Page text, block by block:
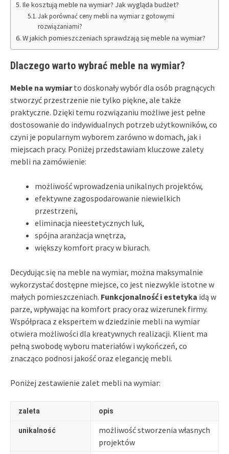
Ile kosztują meble na wymiar? Jak wygląda budżet?
Jak porównać ceny mebli na wymiar z gotowymi
rozwiązaniami?
W jakich pomieszczeniach sprawdzają się meble na wymiar?
Dlaczego warto wybrać meble na wymiar?
Meble na wymiarto doskonały wybór dla osób pragnących
stworzyć przestrzenie nie tylko piękne, ale także
praktyczne. Dzięki temu rozwiązaniu możliwe jest pełne
dostosowanie do indywidualnych potrzeb użytkowników, co
czyni je popularnym wyborem zarówno w domach, jak i
miejscach pracy. Poniżej przedstawiam kluczowe zalety
mebli na zamówienie:
możliwość wprowadzenia unikalnych projektów,
efektywne zagospodarowanie niewielkich
przestrzeni,
eliminacja nieestetycznych luk,
spójna aranżacja wnętrza,
większy komfort pracy w biurach.
Decydując się na meble na wymiar, można maksymalnie
wykorzystać dostępne miejsce, co jest niezwykle istotne w
małych pomieszczeniach. Funkcjonalność i estetyka idą w
parze, wpływając na komfort pracy oraz wizerunek firmy.
Współpraca z ekspertem w dziedzinie mebli na wymiar
otwiera możliwości dla kreatywnych realizacji. Klient ma
pełną swobodę wyboru materiałów i wykończeń, co
znacząco podnosi jakość oraz elegancję mebli.
Poniżej zestawienie zalet mebli na wymiar:
zaleta opis
unikalność
możliwość stworzenia własnych
projektów